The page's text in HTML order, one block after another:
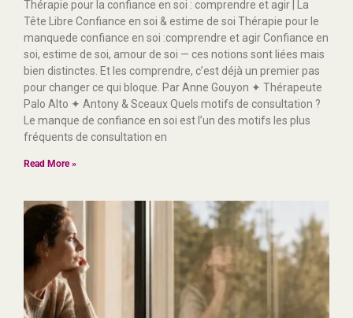
Thérapie pour la confiance en soi : comprendre et agir | La
Tête Libre Confiance en soi & estime de soi Thérapie pour le
manquede confiance en soi :comprendre et agir Confiance en
soi, estime de soi, amour de soi — ces notions sont liées mais
bien distinctes. Et les comprendre, c’est déjà un premier pas
pour changer ce qui bloque. Par Anne Gouyon ✦ Thérapeute
Palo Alto ✦ Antony & Sceaux Quels motifs de consultation ?
Le manque de confiance en soi est l’un des motifs les plus
fréquents de consultation en
Read More »